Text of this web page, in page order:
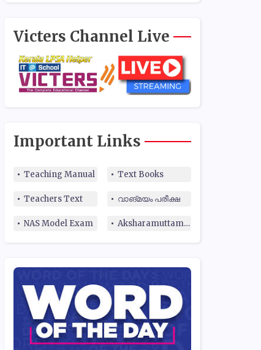
Victers Channel Live
Important Links
Teaching Manual Text Books
Teachers Text വാങ്മയം പരീക്ഷ
NAS Model Exam Aksharamuttam Quiz